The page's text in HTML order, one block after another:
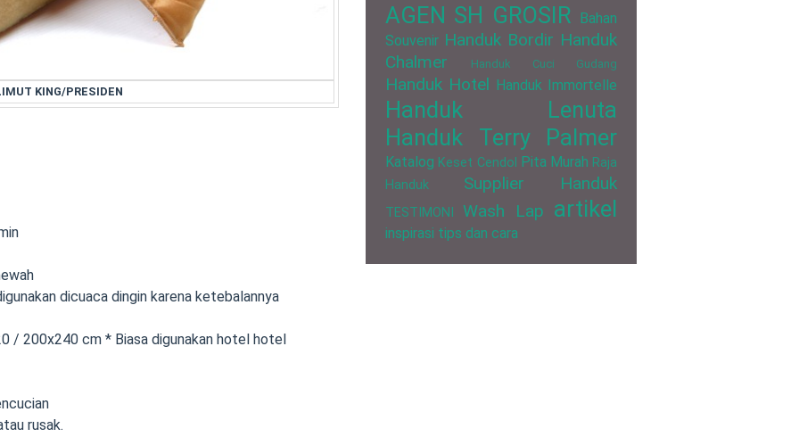
KING/PRESIDEN
dicuaca dingin karena ketebalannya
/ 200x240 cm * Biasa digunakan hotel hotel
rusak.
AGEN SH GROSIR Bahan
Souvenir Handuk Bordir Handuk
Chalmer
Handuk Cuci Gudang
Handuk Hotel Handuk Immortelle
Handuk Lenuta
Handuk Terry Palmer
Katalog Keset Cendol Pita Murah Raja
Handuk
Supplier Handuk
TESTIMONI Wash Lap artikel
inspirasi tips dan cara